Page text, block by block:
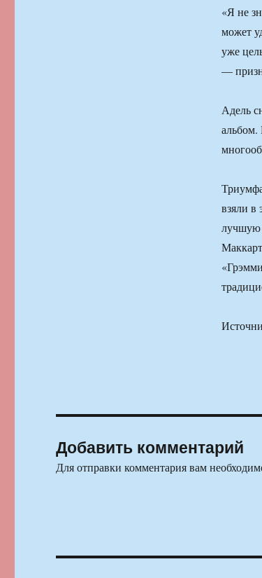
«Я не
может
уже
—
Адель
взяли в
лучшую
Добавить комментарий
Для отправки комментария вам